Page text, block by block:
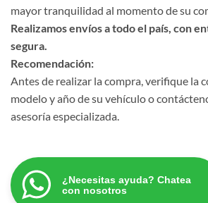
mayor tranquilidad al momento de su
Realizamos envíos a todo el país, con
segura.
Recomendación:
Antes de realizar la compra, verifique la
modelo y año de su vehículo o
asesoría especializada.
¿Necesitas ayuda? Chatea
con nosotros